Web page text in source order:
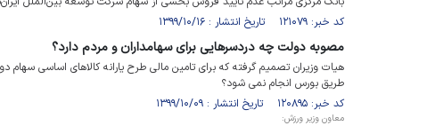
کد خبر: ۱۲۱۰۷۹ تاریخ انتشار : ۱۳۹۹/۱۰/۱۶
مصوبه دولت چه دردسرهایی برای سهامداران و مردم دارد؟
طریق بورس انجام نمی شود؟
کد خبر: ۱۲۰۸۹۵ تاریخ انتشار : ۱۳۹۹/۱۰/۰۹
معاون وزیر ورزش: